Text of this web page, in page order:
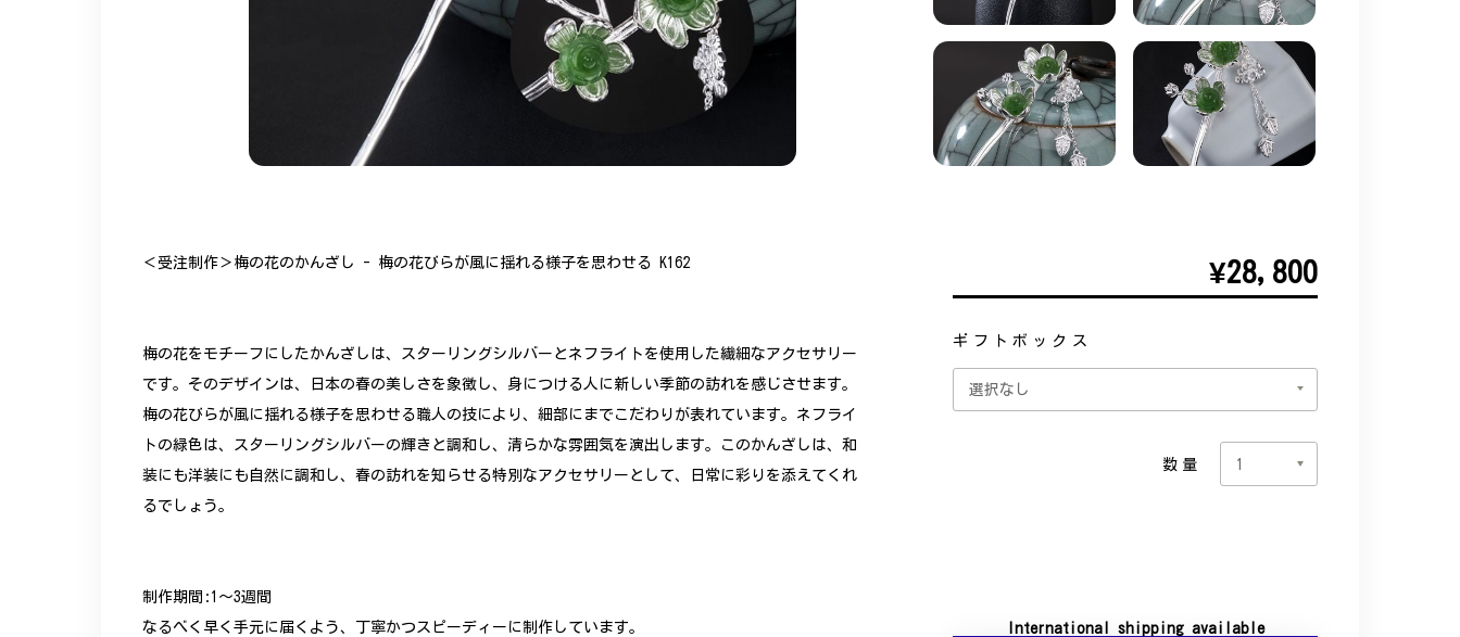
＜受注制作＞梅の花のかんざし - 梅の花びらが風に揺れる様子を思わせる K162
梅の花をモチーフにしたかんざしは、スターリングシルバーとネフライトを使用した繊細なアクセサリー
です。そのデザインは、日本の春の美しさを象徴し、身につける人に新しい季節の訪れを感じさせます。
梅の花びらが風に揺れる様子を思わせる職人の技により、細部にまでこだわりが表れています。ネフライ
トの緑色は、スターリングシルバーの輝きと調和し、清らかな雰囲気を演出します。このかんざしは、和
装にも洋装にも自然に調和し、春の訪れを知らせる特別なアクセサリーとして、日常に彩りを添えてくれ
るでしょう。
制作期間:1〜3週間
なるべく早く手元に届くよう、丁寧かつスピーディーに制作しています。
¥28,800
ギフトボックス
数量
International shipping available